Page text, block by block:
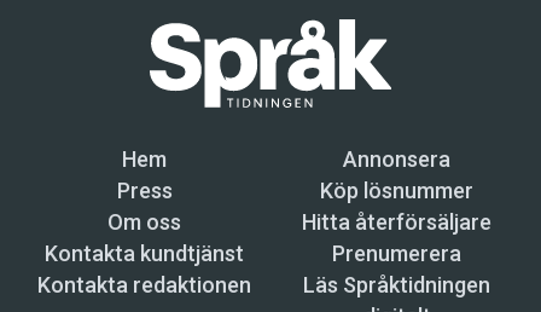
Hem
Annonsera
Press
Köp lösnummer
Om oss
Hitta återförsäljare
Kontakta kundtjänst
Prenumerera
Kontakta redaktionen
Läs Språktidningen